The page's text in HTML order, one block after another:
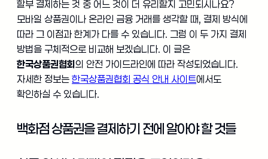
할부 결제하는 것 중 어느 것이 더 유리할지 고민되시나요?
모바일 상품권이나 온라인 금융 거래를 생각할 때, 결제 방식에
따라 그 이점과 한계가 다를 수 있습니다. 그럼 이 두 가지 결제
방법을 구체적으로 비교해 보겠습니다. 이 글은
한국상품권협회의 안전 가이드라인에 따라 작성되었습니다.
자세한 정보는 한국상품권협회 공식 안내 사이트에서도
확인하실 수 있습니다.
백화점 상품권을 결제하기 전에 알아야 할 것들